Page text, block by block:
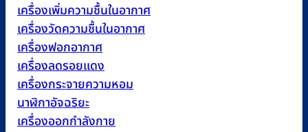
เครื่องเพิ่มความชื้นในอากาศ
เครื่องวัดความชื้นในอากาศ
เครื่องฟอกอากาศ
เครื่องลดรอยแดง
เครื่องกระจายความหอม
นาฬิกาอัจฉริยะ
เครื่องออกกำลังกาย